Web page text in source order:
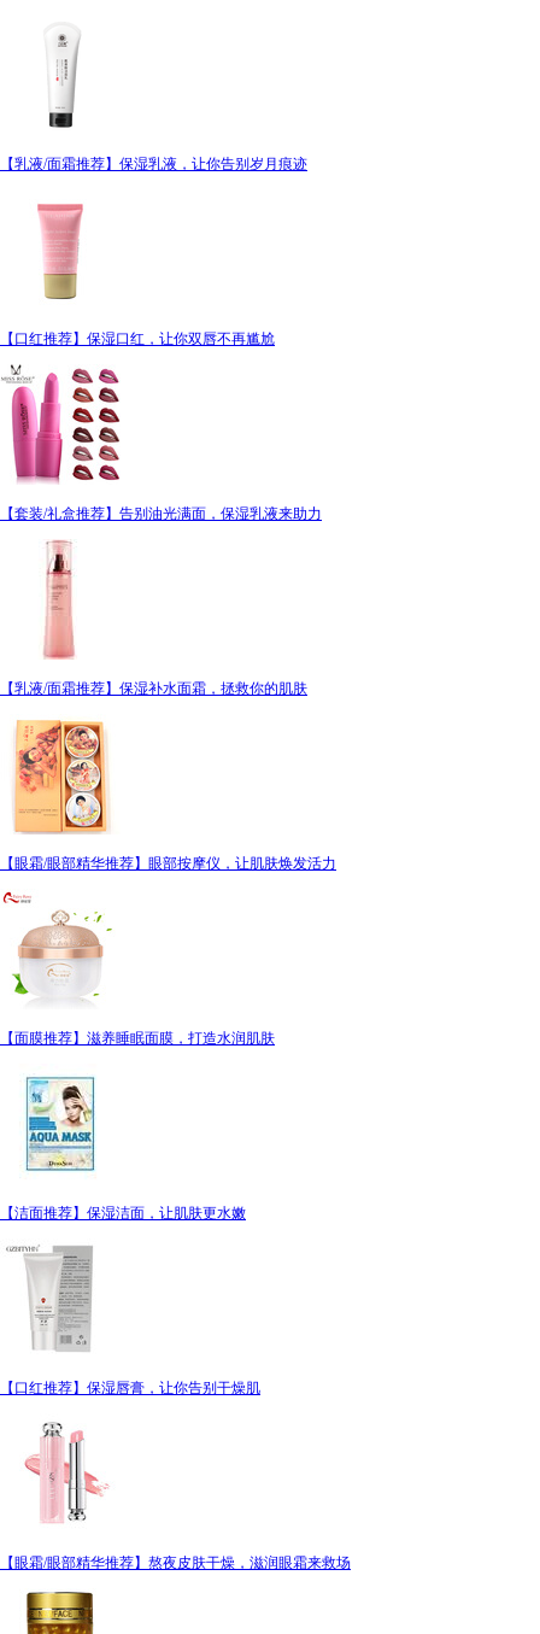
【乳液/面霜推荐】保湿乳液，让你告别岁月痕迹
【口红推荐】保湿口红，让你双唇不再尴尬
【套装/礼盒推荐】告别油光满面，保湿乳液来助力
【乳液/面霜推荐】保湿补水面霜，拯救你的肌肤
【眼霜/眼部精华推荐】眼部按摩仪，让肌肤焕发活力
【面膜推荐】滋养睡眠面膜，打造水润肌肤
【洁面推荐】保湿洁面，让肌肤更水嫩
【口红推荐】保湿唇膏，让你告别干燥肌
【眼霜/眼部精华推荐】熬夜皮肤干燥，滋润眼霜来救场